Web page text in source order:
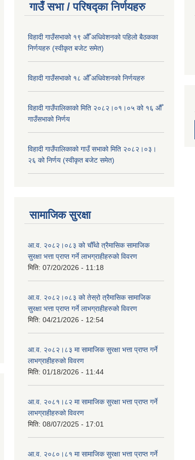
गाउँ सभा / परिषद्का निर्णयहरु
विहादी गाउँसभाको १९ औँ अधिवेशनको पहिलो बैठकका
निर्णयहरु (स्वीकृत बजेट समेत)
विहादी गाउँसभाको १८ औँ अधिवेशनको निर्णयहरु
विहादी गाउँपालिकाको मिति २०८२।०१।०५ को १६ औँ
गाउँसभाको निर्णय
विहादी गाउँपालिकाको गाउँ सभाको मिति २०८२।०३।
२६ को निर्णय (स्वीकृत बजेट समेत)
सामाजिक सुरक्षा
आ.व. २०८२।०८३ को चौँथो त्रैमासिक सामाजिक
सुरक्षा भत्ता प्राप्त गर्ने लाभग्राहीहरुको विवरण
मिति: 07/20/2026 - 11:18
आ.व. २०८२।०८३ को तेस्रो त्रैमासिक सामाजिक
सुरक्षा भत्ता प्राप्त गर्ने लाभग्राहीहरुको विवरण
मिति: 04/21/2026 - 12:54
आ.व. २०८२।८३ मा सामाजिक सुरक्षा भत्ता प्राप्त गर्ने
लाभग्राहीहरुको विवरण
मिति: 01/18/2026 - 11:44
आ.व. २०८१।८२ मा सामाजिक सुरक्षा भत्ता प्राप्त गर्ने
लाभग्राहीहरुको विवरण
मिति: 08/07/2025 - 17:01
आ.व. २०८०।८१ मा सामाजिक सुरक्षा भत्ता प्राप्त गर्ने